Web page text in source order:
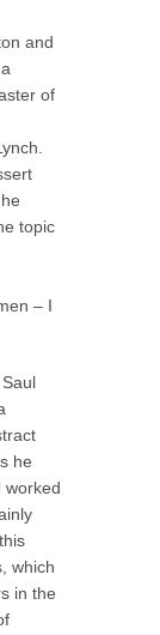
and
of
topic
– I
he
worked
which
in the